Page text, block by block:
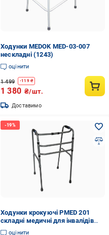
Ходунки MEDOK MED-03-007
нескладні (1243)
оцінити
1 499 -119₴
1 380 ₴/шт.
Доставимо
Ходунки крокуючі PMED 201
складні медичні для інвалідів
(PMED-201)
оцінити